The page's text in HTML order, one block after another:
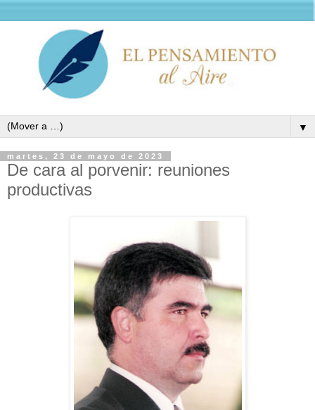
▼
martes, 23 de mayo de 2023
De cara al porvenir: reuniones
productivas